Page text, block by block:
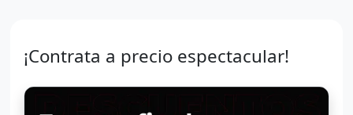
¡Contrata a precio espectacular!